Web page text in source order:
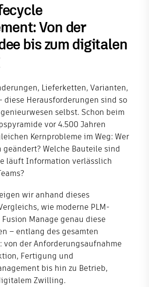
Von der
bis zum digitalen
Lieferketten, Varianten,
diese Herausforderungen sind so
selbst. Schon beim
vor 4.500 Jahren
Kernprobleme im Weg: Wer
geändert? Welche Bauteile sind
läuft Information verlässlich
wir anhand dieses
wie moderne PLM-
Manage genau diese
– entlang des gesamten
von der Anforderungsaufnahme
Fertigung und
bis hin zu Betrieb,
Zwilling.